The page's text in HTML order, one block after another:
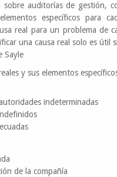
auditorías de gestión,
específicos para
real para un problema de
una causa real solo es útil
Sayle
y sus elementos
indeterminadas
de la compañía